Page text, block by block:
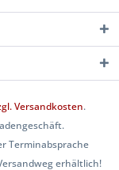
Versandkosten.
Terminabsprache
erhältlich!